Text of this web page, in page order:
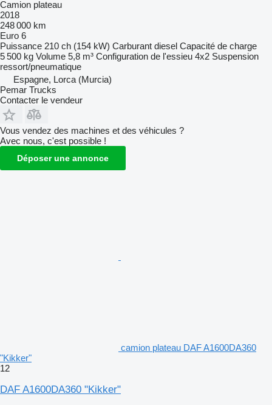
Camion plateau
2018
248 000 km
Euro 6
Puissance 210 ch (154 kW) Carburant diesel Capacité de charge
5 500 kg Volume 5,8 m³ Configuration de l'essieu 4x2 Suspension
ressort/pneumatique
Espagne, Lorca (Murcia)
Pemar Trucks
Contacter le vendeur
Vous vendez des machines et des véhicules ?
Avec nous, c'est possible !
Déposer une annonce
camion plateau DAF A1600DA360
"Kikker"
12
DAF A1600DA360 "Kikker"